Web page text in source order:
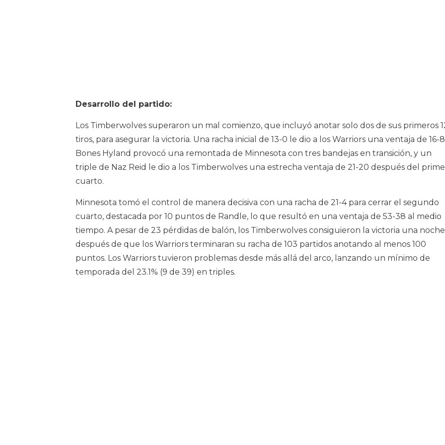
Desarrollo del partido:
Los Timberwolves superaron un mal comienzo, que incluyó anotar solo dos de sus primeros
tiros, para asegurar la victoria. Una racha inicial de 13-0 le dio a los Warriors una ventaja de 16-
Bones Hyland provocó una remontada de Minnesota con tres bandejas en transición, y un
triple de Naz Reid le dio a los Timberwolves una estrecha ventaja de 21-20 después del
cuarto.
Minnesota tomó el control de manera decisiva con una racha de 21-4 para cerrar el segundo
cuarto, destacada por 10 puntos de Randle, lo que resultó en una ventaja de 53-38 al medio
tiempo. A pesar de 23 pérdidas de balón, los Timberwolves consiguieron la victoria una noche
después de que los Warriors terminaran su racha de 103 partidos anotando al menos 100
puntos. Los Warriors tuvieron problemas desde más allá del arco, lanzando un mínimo de
temporada del 23.1% (9 de 39) en triples.